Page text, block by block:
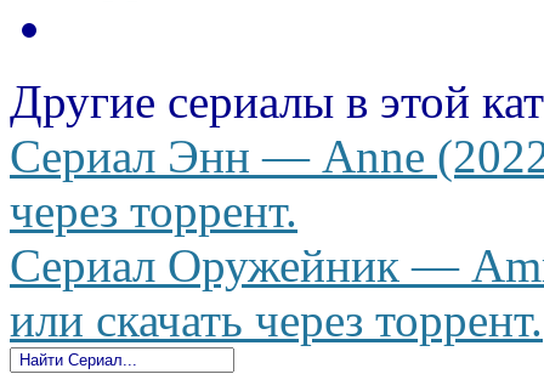
Другие сериалы в этой
Сериал Энн — Anne
через торрент.
Сериал Оружейник —
или скачать через торрент.